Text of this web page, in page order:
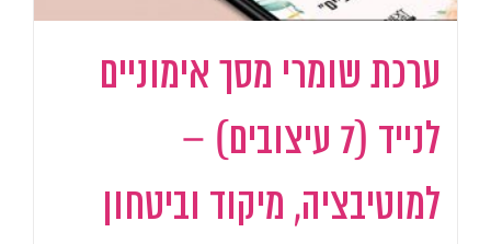
ערכת שומרי מסך אימוניים
לנייד (7 עיצובים) –
למוטיבציה, מיקוד וביטחון